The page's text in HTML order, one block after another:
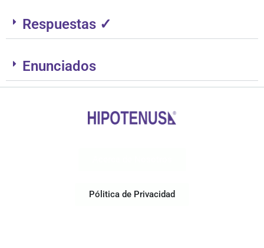
Respuestas ✓
Enunciados
Pólitica de Privacidad